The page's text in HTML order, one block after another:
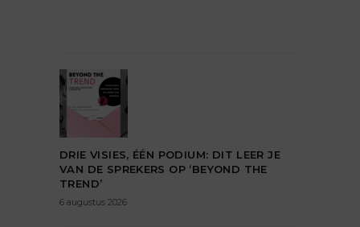
DRIE VISIES, ÉÉN PODIUM: DIT LEER JE
VAN DE SPREKERS OP ‘BEYOND THE
TREND’
6 augustus 2026